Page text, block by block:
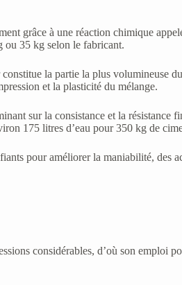
grâce à une réaction chimique
ou 35 kg selon le fabricant.
la partie la plus volumineuse
et la plasticité du mélange.
sur la consistance et la résistance
175 litres d’eau pour 350 kg de
pour améliorer la maniabilité, des
considérables, d’où son emploi